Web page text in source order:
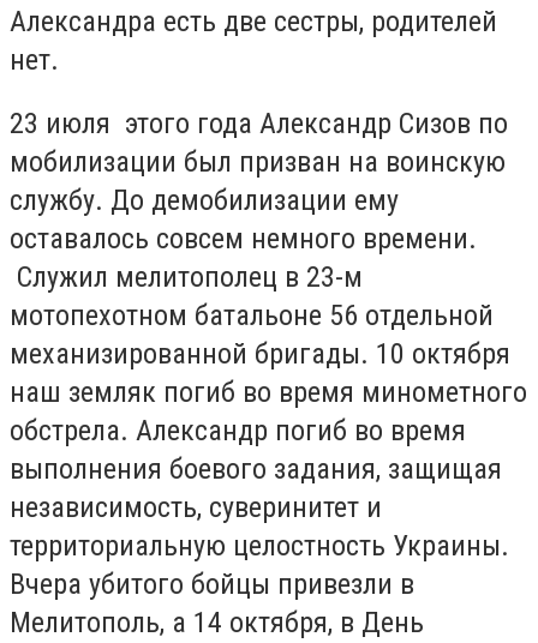
Александра есть две сестры, родителей
нет.
23 июля этого года Александр Сизов по
мобилизации был призван на воинскую
службу. До демобилизации ему
оставалось совсем немного времени.
Служил мелитополец в 23-м
мотопехотном батальоне 56 отдельной
механизированной бригады. 10 октября
наш земляк погиб во время минометного
обстрела. Александр погиб во время
выполнения боевого задания, защищая
независимость, суверинитет и
территориальную целостность Украины.
Вчера убитого бойцы привезли в
Мелитополь, а 14 октября, в День